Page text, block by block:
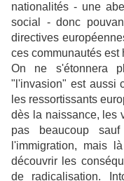
nationalités - une
social - donc
directives
ces communautés est
On ne s'étonnera
"l'invasion" est aussi
les ressortissants
dès la naissance, les
pas beaucoup
l'immigration, mais
découvrir les
de radicalisation.